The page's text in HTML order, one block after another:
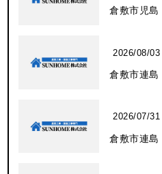
倉敷市児
2026/08/03
倉敷市連
2026/07/31
倉敷市連